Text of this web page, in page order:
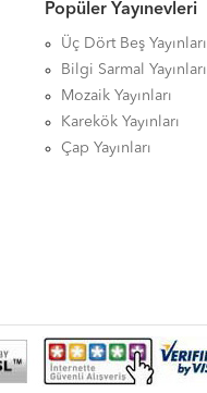
Popüler Yayınevleri
Üç Dört Beş Yayınları
Bilgi Sarmal Yayınları
Mozaik Yayınları
Karekök Yayınları
Çap Yayınları